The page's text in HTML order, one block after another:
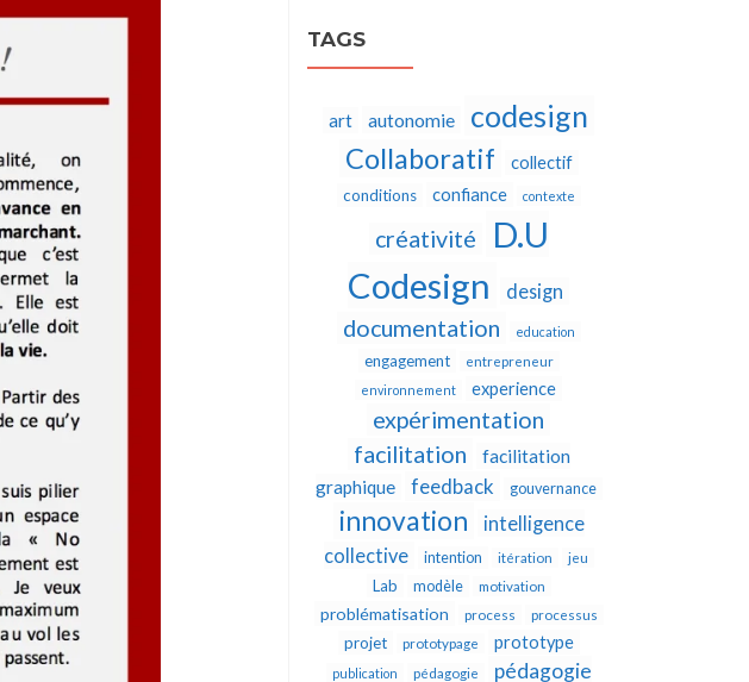
TAGS
art autonomie codesign
Collaboratif collectif
conditions confiance contexte
créativité
D.U
Codesign
design
documentation education
engagement
entrepreneur
environnement
experience
expérimentation
facilitation
facilitation
graphique
feedback gouvernance
innovation
intelligence
collective
intention itération jeu
Lab modèle motivation
problématisation process processus
projet prototypage prototype
publication pédagogie
pédagogie